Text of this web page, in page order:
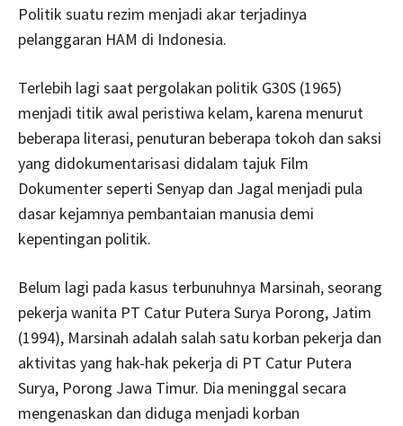
Politik suatu rezim menjadi akar terjadinya
pelanggaran HAM di Indonesia.
Terlebih lagi saat pergolakan politik G30S (1965)
menjadi titik awal peristiwa kelam, karena menurut
beberapa literasi, penuturan beberapa tokoh dan saksi
yang didokumentarisasi didalam tajuk Film
Dokumenter seperti Senyap dan Jagal menjadi pula
dasar kejamnya pembantaian manusia demi
kepentingan politik.
Belum lagi pada kasus terbunuhnya Marsinah, seorang
pekerja wanita PT Catur Putera Surya Porong, Jatim
(1994), Marsinah adalah salah satu korban pekerja dan
aktivitas yang hak-hak pekerja di PT Catur Putera
Surya, Porong Jawa Timur. Dia meninggal secara
mengenaskan dan diduga menjadi korban